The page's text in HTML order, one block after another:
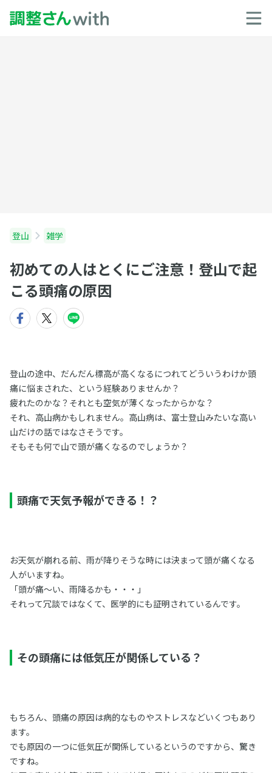
登山 雑学
初めての人はとくにご注意！登山で起
こる頭痛の原因
登山の途中、だんだん標高が高くなるにつれてどういうわけか頭
痛に悩まされた、という経験ありませんか？
疲れたのかな？それとも空気が薄くなったからかな？
それ、高山病かもしれません。高山病は、富士登山みたいな高い
山だけの話ではなさそうです。
そもそも何で山で頭が痛くなるのでしょうか？
頭痛で天気予報ができる！？
お天気が崩れる前、雨が降りそうな時には決まって頭が痛くなる
人がいますね。
「頭が痛～い、雨降るかも・・・」
それって冗談ではなくて、医学的にも証明されているんです。
その頭痛には低気圧が関係している？
もちろん、頭痛の原因は病的なものやストレスなどいくつもあり
ます。
でも原因の一つに低気圧が関係しているというのですから、驚き
ですね。